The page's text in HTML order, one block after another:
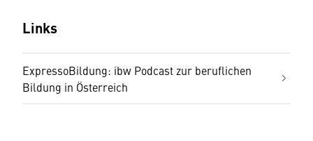
Links
ExpressoBildung: ibw Podcast zur beruflichen
Bildung in Österreich